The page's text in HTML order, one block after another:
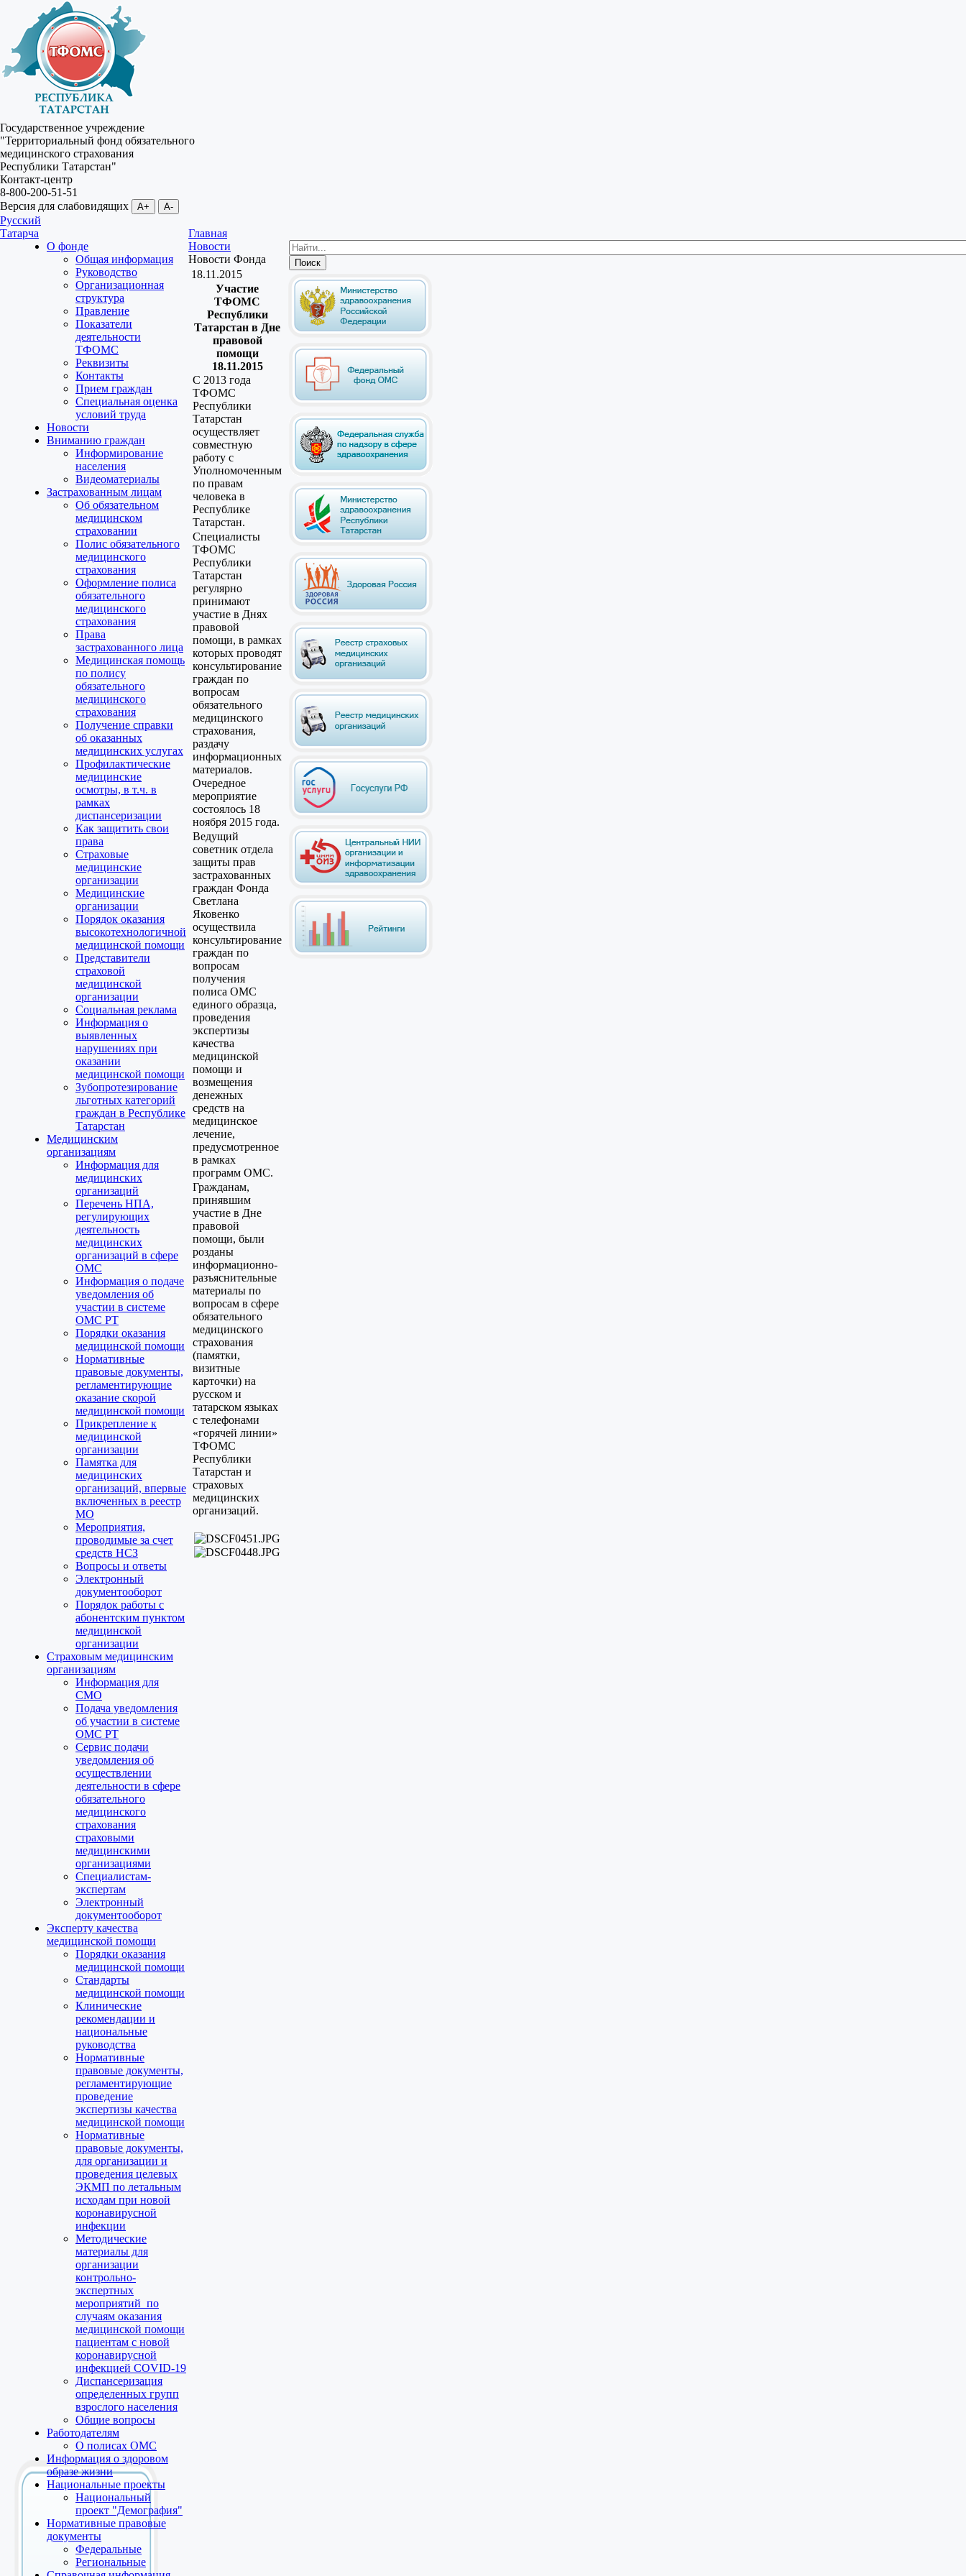
Государственное учреждение
"Территориальный фонд обязательного
медицинского страхования
Республики Татарстан"
Контакт-центр
8-800-200-51-51
Версия для слабовидящих
A+ A-
Русский
Татарча
О фонде
Общая информация
Руководство
Организационная
структура
Правление
Показатели
деятельности
ТФОМС
Реквизиты
Контакты
Прием граждан
Специальная оценка
условий труда
Новости
Вниманию граждан
Информирование
населения
Видеоматериалы
Застрахованным лицам
Об обязательном
медицинском
страховании
Полис обязательного
медицинского
страхования
Оформление полиса
обязательного
медицинского
страхования
Права
застрахованного лица
Медицинская помощь
по полису
обязательного
медицинского
страхования
Получение справки
об оказанных
медицинских услугах
Профилактические
медицинские
осмотры, в т.ч. в
рамках
диспансеризации
Как защитить свои
права
Страховые
медицинские
организации
Медицинские
организации
Порядок оказания
высокотехнологичной
медицинской помощи
Представители
страховой
медицинской
организации
Социальная реклама
Информация о
выявленных
нарушениях при
оказании
медицинской помощи
Зубопротезирование
льготных категорий
граждан в Республике
Татарстан
Медицинским
организациям
Информация для
медицинских
организаций
Перечень НПА,
регулирующих
деятельность
медицинских
организаций в сфере
ОМС
Информация о подаче
уведомления об
участии в системе
ОМС РТ
Порядки оказания
медицинской помощи
Нормативные
правовые документы,
регламентирующие
оказание скорой
медицинской помощи
Прикрепление к
медицинской
организации
Памятка для
медицинских
организаций, впервые
включенных в реестр
МО
Мероприятия,
проводимые за счет
средств НСЗ
Вопросы и ответы
Электронный
документооборот
Порядок работы с
абонентским пунктом
медицинской
организации
Страховым медицинским
организациям
Информация для
СМО
Подача уведомления
об участии в системе
ОМС РТ
Сервис подачи
уведомления об
осуществлении
деятельности в сфере
обязательного
медицинского
страхования
страховыми
медицинскими
организациями
Специалистам-
экспертам
Электронный
документооборот
Эксперту качества
медицинской помощи
Порядки оказания
медицинской помощи
Стандарты
медицинской помощи
Клинические
рекомендации и
национальные
руководства
Нормативные
правовые документы,
регламентирующие
проведение
экспертизы качества
медицинской помощи
Нормативные
правовые документы,
для организации и
проведения целевых
ЭКМП по летальным
исходам при новой
коронавирусной
инфекции
Методические
материалы для
организации
контрольно-
экспертных
мероприятий по
случаям оказания
медицинской помощи
пациентам с новой
коронавирусной
инфекцией COVID-19
Диспансеризация
определенных групп
взрослого населения
Общие вопросы
Работодателям
О полисах ОМС
Информация о здоровом
образе жизни
Национальные проекты
Национальный
проект "Демография"
Нормативные правовые
документы
Федеральные
Региональные
Главная
Новости
Новости Фонда
18.11.2015
Участие
ТФОМС
Республики
Татарстан в Дне
правовой
помощи
18.11.2015
С 2013 года
ТФОМС
Республики
Татарстан
осуществляет
совместную
работу с
Уполномоченным
по правам
человека в
Республике
Татарстан.
Специалисты
ТФОМС
Республики
Татарстан
регулярно
принимают
участие в Днях
правовой
помощи, в рамках
которых проводят
консультирование
граждан по
вопросам
обязательного
медицинского
страхования,
раздачу
информационных
материалов.
Очередное
мероприятие
состоялось 18
ноября 2015 года.
Ведущий
советник отдела
защиты прав
застрахованных
граждан Фонда
Светлана
Яковенко
осуществила
консультирование
граждан по
вопросам
получения
полиса ОМС
единого образца,
проведения
экспертизы
качества
медицинской
помощи и
возмещения
денежных
средств на
медицинское
лечение,
предусмотренное
в рамках
программ ОМС.
Гражданам,
принявшим
участие в Дне
правовой
помощи, были
розданы
информационно-
разъяснительные
материалы по
вопросам в сфере
обязательного
медицинского
страхования
(памятки,
визитные
карточки) на
русском и
татарском языках
с телефонами
«горячей линии»
ТФОМС
Республики
Татарстан и
страховых
медицинских
организаций.